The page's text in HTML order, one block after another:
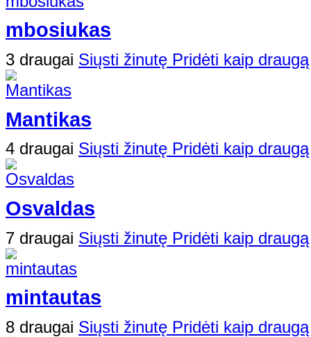
mbosiukas
3 draugai Siųsti žinutę Pridėti kaip draugą
Mantikas
4 draugai Siųsti žinutę Pridėti kaip draugą
Osvaldas
7 draugai Siųsti žinutę Pridėti kaip draugą
mintautas
8 draugai Siųsti žinutę Pridėti kaip draugą